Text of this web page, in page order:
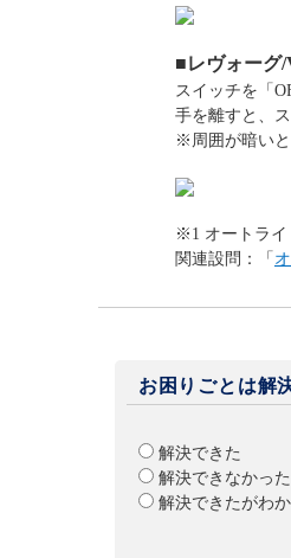
■レヴォーグ
スイッチを「
手を離すと、
※周囲が暗い
※1 オートライ
関連設問：「
お困りごとは解
解決できた
解決できなかった
解決できたがわ